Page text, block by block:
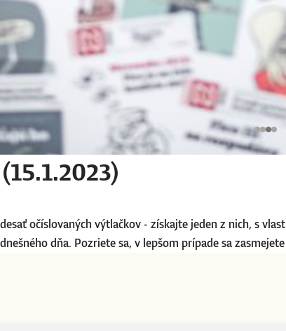
očíslovaných výtlačkov - získajte jeden z nich, s
dňa. Pozriete sa, v lepšom prípade sa